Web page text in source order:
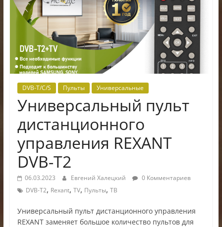
DVB-T/C/S Пульты Универсальные
Универсальный пульт
дистанционного
управления REXANT
DVB-T2
06.03.2023 Евгений Халецкий
0 Комментариев
DVB-T2, Rexant, TV, Пульты, ТВ
Универсальный пульт дистанционного управления
REXANT заменяет большое количество пультов для